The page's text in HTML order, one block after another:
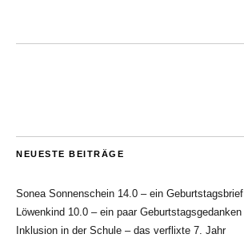
NEUESTE BEITRÄGE
Sonea Sonnenschein 14.0 – ein Geburtstagsbrief
Löwenkind 10.0 – ein paar Geburtstagsgedanken
Inklusion in der Schule – das verflixte 7. Jahr